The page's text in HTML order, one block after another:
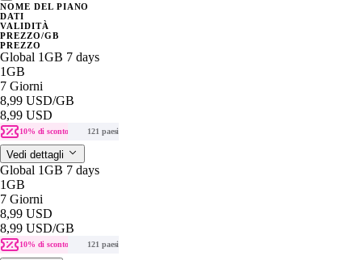
NOME DEL PIANO
DATI
VALIDITÀ
PREZZO/GB
PREZZO
Global 1GB 7 days
1GB
7 Giorni
8,99 USD/GB
8,99 USD
10% di sconto 121 paesi
Vedi dettagli
Global 1GB 7 days
1GB
7 Giorni
8,99 USD
8,99 USD/GB
10% di sconto 121 paesi